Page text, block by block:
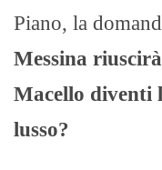
Piano, la
Messina
Macello diventi
lusso?